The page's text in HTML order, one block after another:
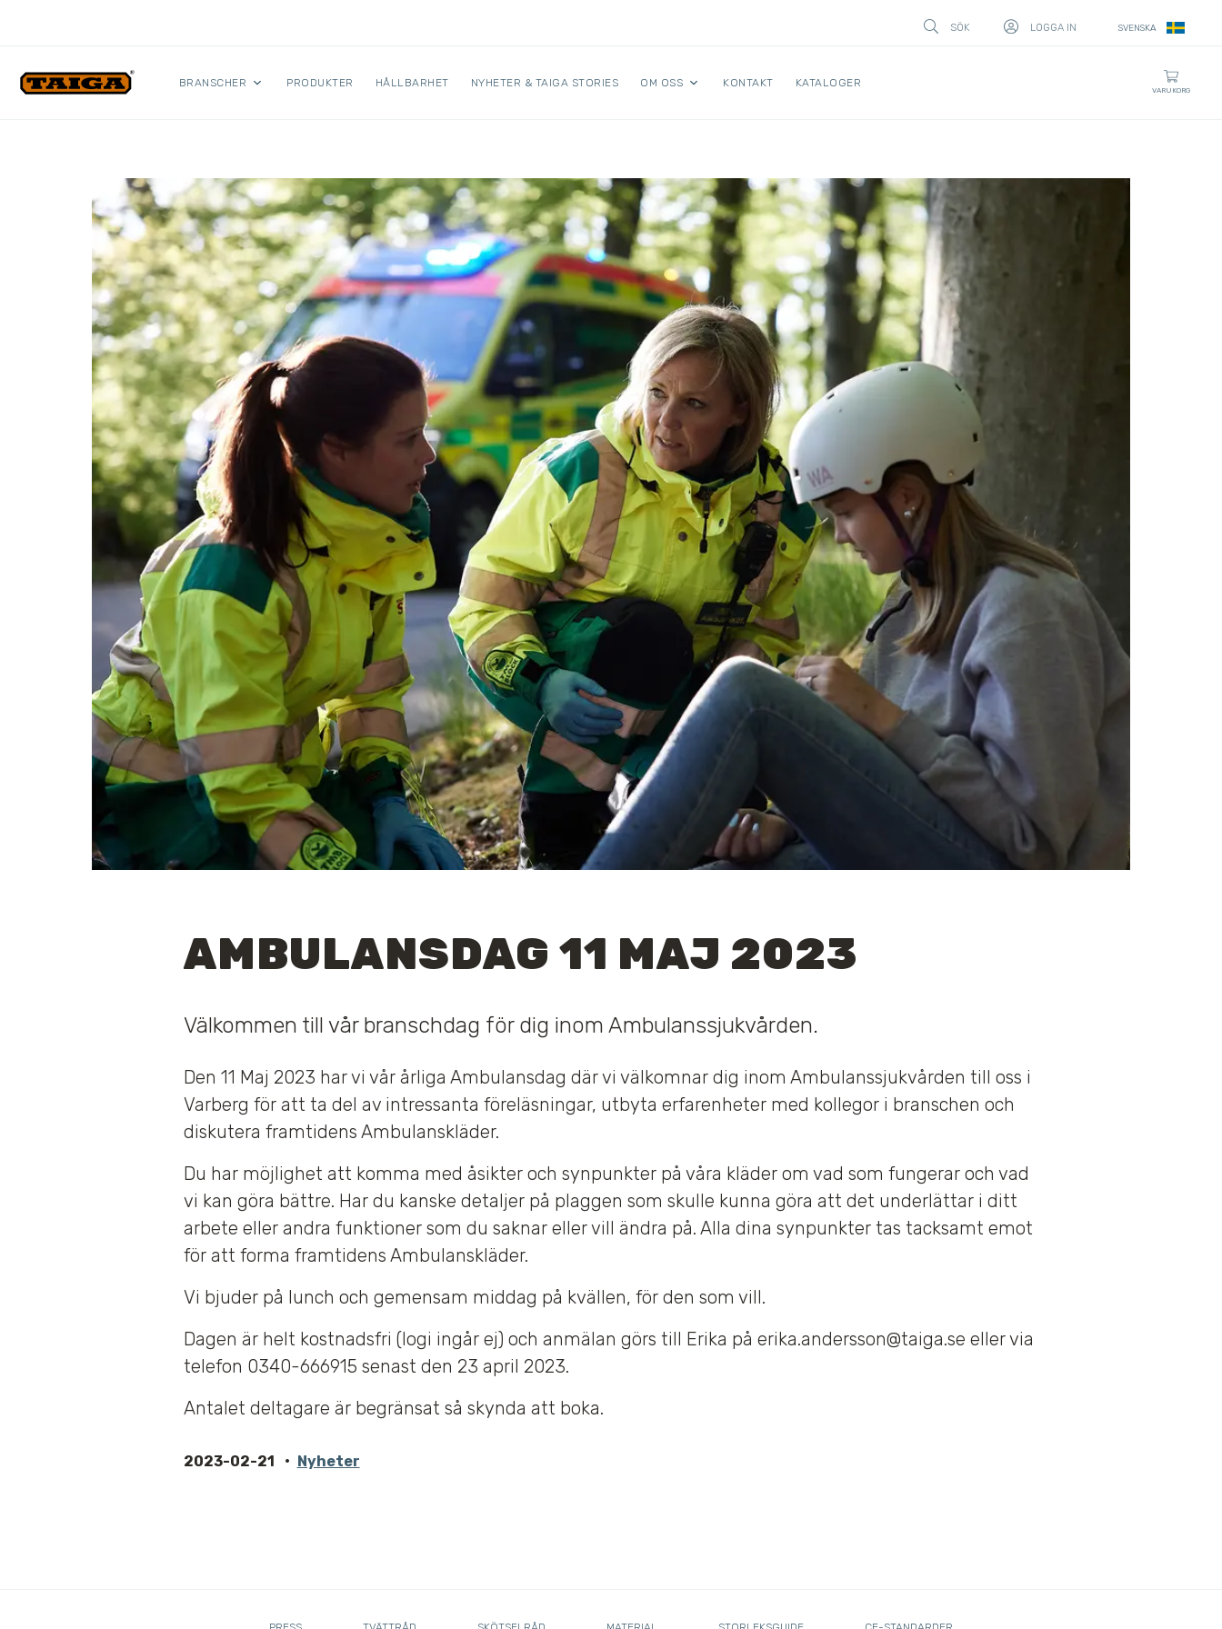
SÖK
STÄNG
LOGGA IN SVENSKA
BRANSCHER PRODUKTER HÅLLBARHET NYHETER & TAIGA STORIES OM OSS KONTAKT KATALOGER
VARUKORG
AMBULANSDAG 11 MAJ 2023
Välkommen till vår branschdag för dig inom Ambulanssjukvården.
Den 11 Maj 2023 har vi vår årliga Ambulansdag där vi välkomnar dig inom Ambulanssjukvården till oss i
Varberg för att ta del av intressanta föreläsningar, utbyta erfarenheter med kollegor i branschen och
diskutera framtidens Ambulanskläder.
Du har möjlighet att komma med åsikter och synpunkter på våra kläder om vad som fungerar och vad
vi kan göra bättre. Har du kanske detaljer på plaggen som skulle kunna göra att det underlättar i ditt
arbete eller andra funktioner som du saknar eller vill ändra på. Alla dina synpunkter tas tacksamt emot
för att forma framtidens Ambulanskläder.
Vi bjuder på lunch och gemensam middag på kvällen, för den som vill.
Dagen är helt kostnadsfri (logi ingår ej) och anmälan görs till Erika på erika.andersson@taiga.se eller via
telefon 0340-666915 senast den 23 april 2023.
Antalet deltagare är begränsat så skynda att boka.
2023-02-21 Nyheter